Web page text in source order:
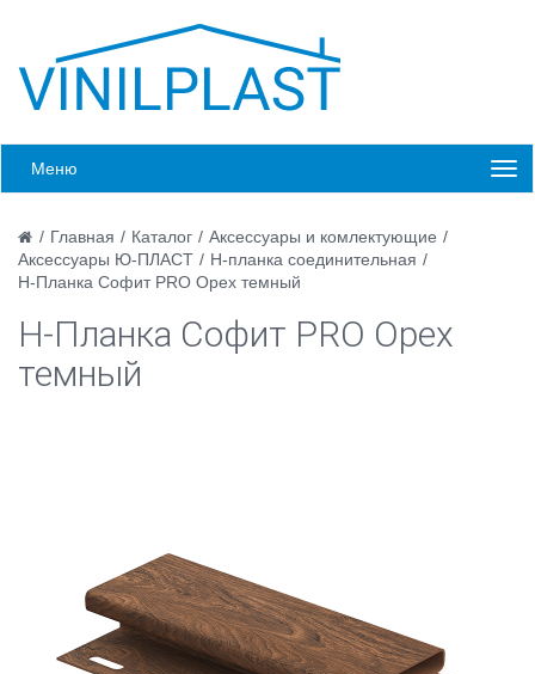
Меню
/ Главная / Каталог / Аксессуары и комлектующие /
Аксессуары Ю-ПЛАСТ / Н-планка соединительная /
H-Планка Софит PRO Орех темный
H-Планка Софит PRO Орех
темный